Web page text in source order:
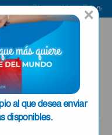
×
al que desea enviar
disponibles.
Bienvenido a Esencial
A LA